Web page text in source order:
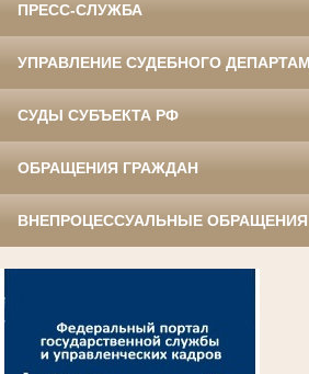
ПРЕСС-СЛУЖБА
УПРАВЛЕНИЕ СУДЕБНОГО
СУДЫ СУБЪЕКТА РФ
ОБРАЩЕНИЯ ГРАЖДАН
ВНЕПРОЦЕССУАЛЬНЫЕ ОБРАЩЕНИЯ